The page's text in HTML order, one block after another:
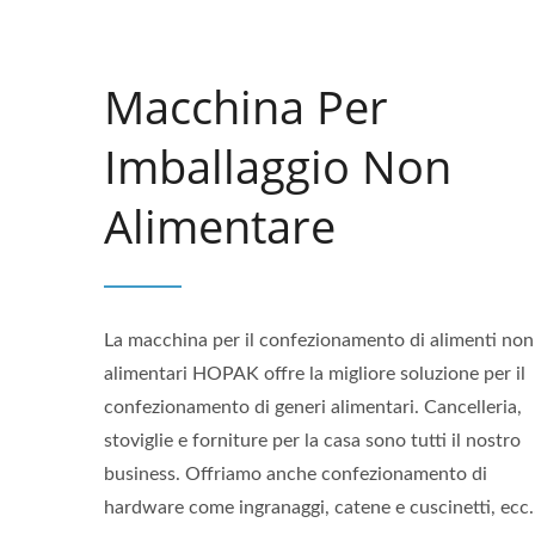
Macchina Per
Imballaggio Non
Alimentare
La macchina per il confezionamento di alimenti non
alimentari HOPAK offre la migliore soluzione per il
confezionamento di generi alimentari. Cancelleria,
stoviglie e forniture per la casa sono tutti il nostro
business. Offriamo anche confezionamento di
hardware come ingranaggi, catene e cuscinetti,